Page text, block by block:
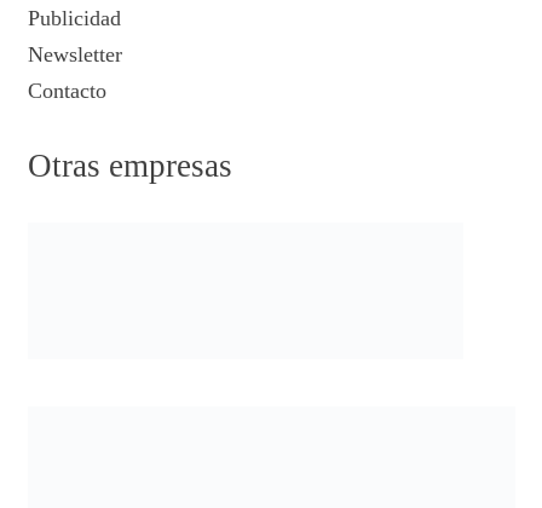
Publicidad
Newsletter
Contacto
Otras empresas